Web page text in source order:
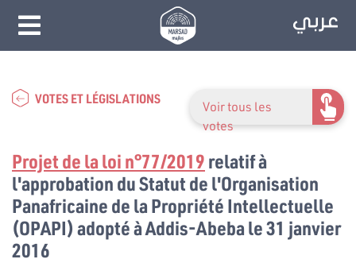
VOTES ET LÉGISLATIONS
Voir tous les
votes
Projet de la loi n°77/2019relatif à
l'approbation du Statut de l'Organisation
Panafricaine de la Propriété Intellectuelle
(OPAPI) adopté à Addis-Abeba le 31 janvier
2016